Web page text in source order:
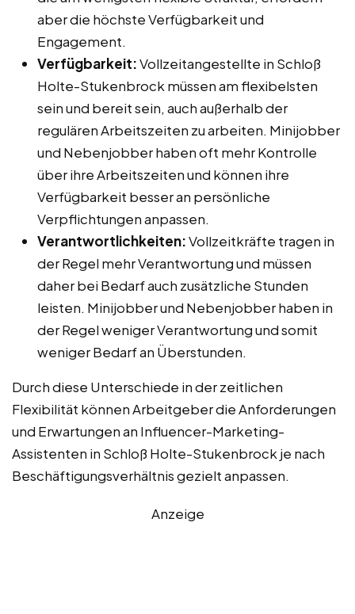
aber die höchste Verfügbarkeit und
Engagement.
Verfügbarkeit:Vollzeitangestellte in Schloß
Holte-Stukenbrock müssen am flexibelsten
sein und bereit sein, auch außerhalb der
regulären Arbeitszeiten zu arbeiten. Minijobber
und Nebenjobber haben oft mehr Kontrolle
über ihre Arbeitszeiten und können ihre
Verfügbarkeit besser an persönliche
Verpflichtungen anpassen.
Verantwortlichkeiten:Vollzeitkräfte tragen in
der Regel mehr Verantwortung und müssen
daher bei Bedarf auch zusätzliche Stunden
leisten. Minijobber und Nebenjobber haben in
der Regel weniger Verantwortung und somit
weniger Bedarf an Überstunden.
Durch diese Unterschiede in der zeitlichen
Flexibilität können Arbeitgeber die Anforderungen
und Erwartungen an Influencer-Marketing-
Assistenten in Schloß Holte-Stukenbrock je nach
Beschäftigungsverhältnis gezielt anpassen.
Anzeige